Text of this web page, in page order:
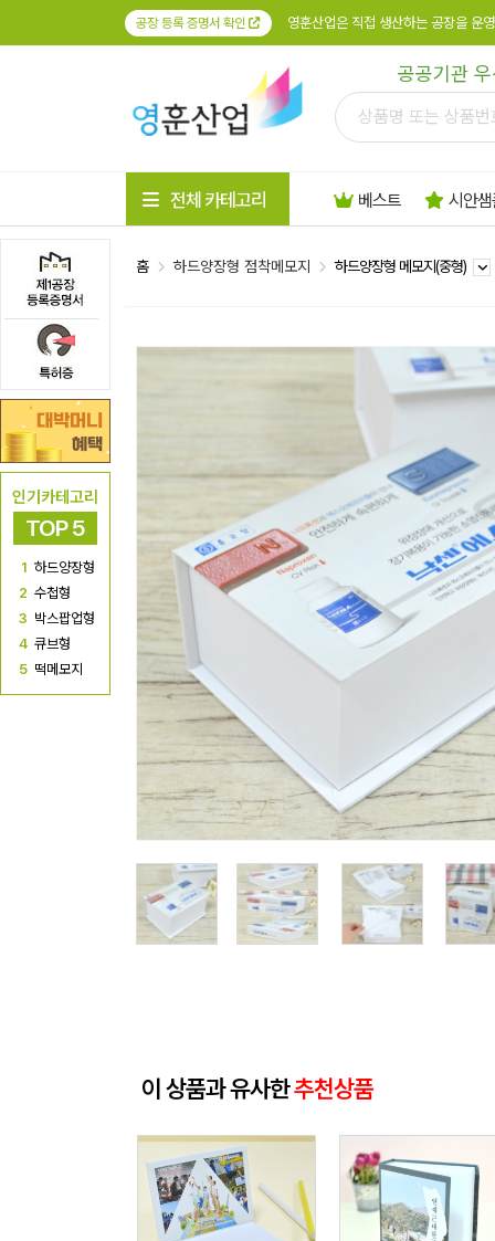
공장 등록 증명서 확인 영훈산업은 직접 생산하는 공장을 운
공공기관
인기카테고리
TOP 5
1 하드양장형
2 수첩형
3 박스팝업형
4 큐브형
5 떡메모지
전체 카테고리 베스트 시안
홈 하드양장형 점착메모지 하드양장형 메모지(중형)
이 상품과 유사한추천상품